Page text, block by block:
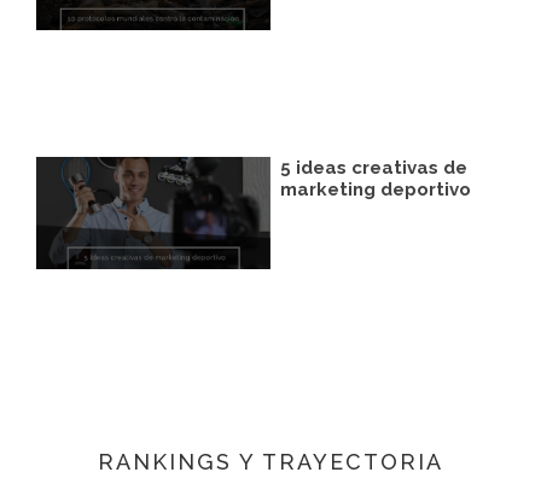
5 ideas creativas de
marketing deportivo
RANKINGS Y TRAYECTORIA